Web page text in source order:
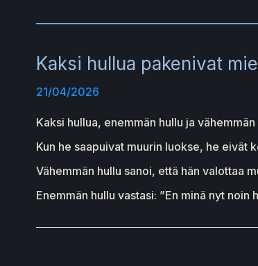
Kaksi hullua pakenivat
21/04/2026
Kaksi hullua, enemmän hullu ja
Kun he saapuivat muurin luokse, he eivät
Vähemmän hullu sanoi, että hän valottaa
Enemmän hullu vastasi: ”En minä nyt